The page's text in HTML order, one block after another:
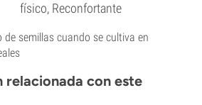
físico, Reconfortante
de semillas cuando se cultiva en
relacionada con este